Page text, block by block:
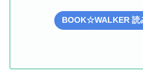
BOOK☆WALKER 読